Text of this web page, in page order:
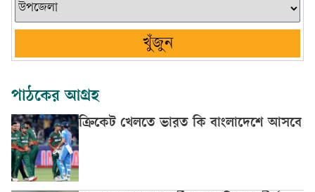
খুঁজুন
পাঠকের আগ্রহ
ক্রিকেট খেলতে ভারত কি বাংলাদেশে আসবে